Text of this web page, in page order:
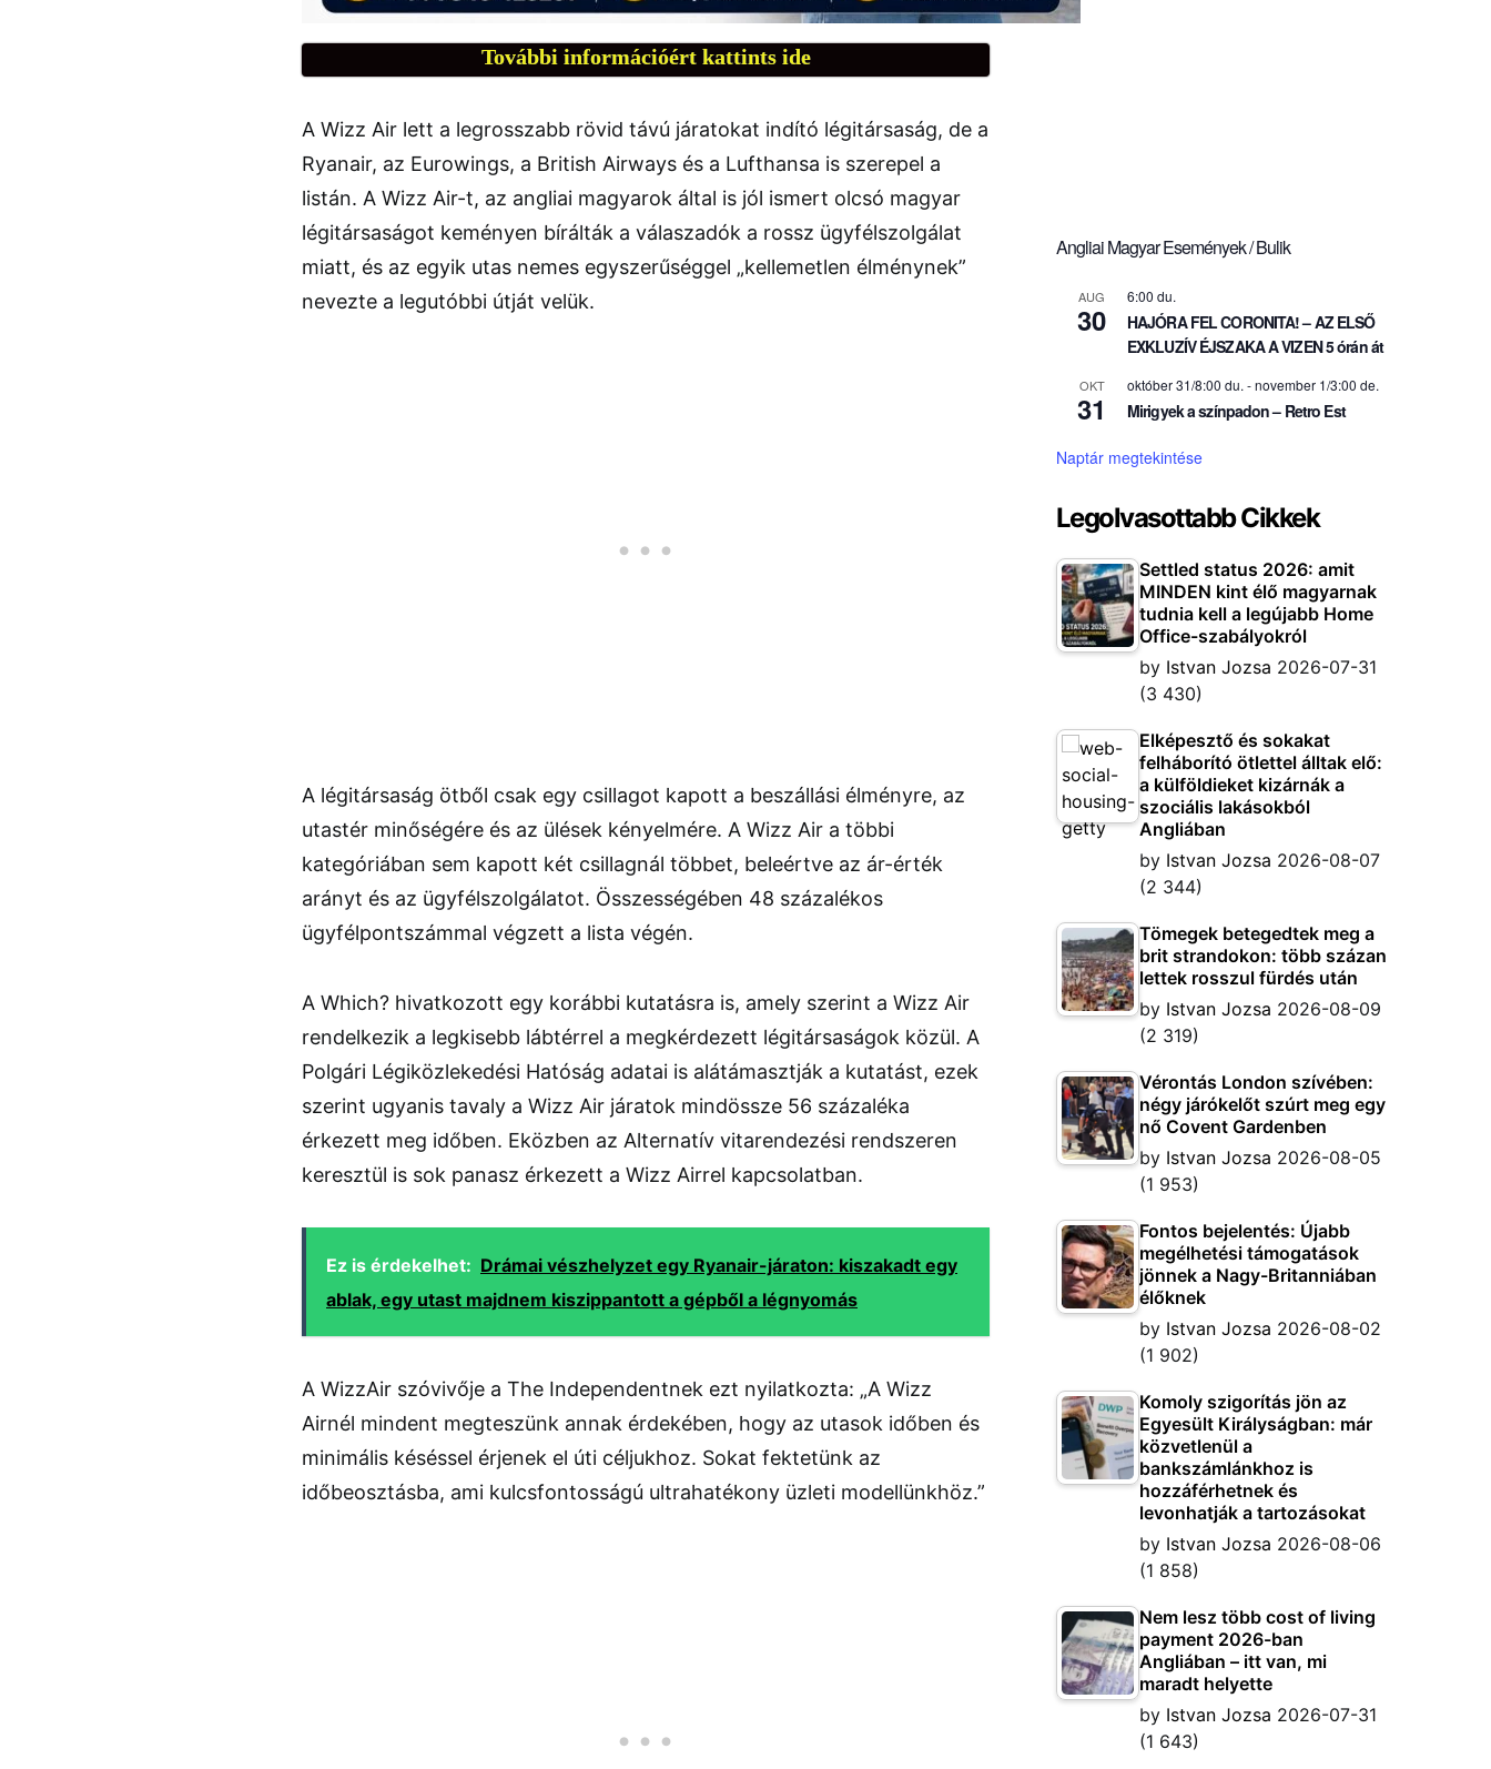
További információért kattints ide
A Wizz Air lett a legrosszabb rövid távú járatokat indító légitársaság, de a
Ryanair, az Eurowings, a British Airways és a Lufthansa is szerepel a
listán. A Wizz Air-t, az angliai magyarok által is jól ismert olcsó magyar
légitársaságot keményen bírálták a válaszadók a rossz ügyfélszolgálat
miatt, és az egyik utas nemes egyszerűséggel „kellemetlen élménynek”
nevezte a legutóbbi útját velük.
A légitársaság ötből csak egy csillagot kapott a beszállási élményre, az
utastér minőségére és az ülések kényelmére. A Wizz Air a többi
kategóriában sem kapott két csillagnál többet, beleértve az ár-érték
arányt és az ügyfélszolgálatot. Összességében 48 százalékos
ügyfélpontszámmal végzett a lista végén.
A Which? hivatkozott egy korábbi kutatásra is, amely szerint a Wizz Air
rendelkezik a legkisebb lábtérrel a megkérdezett légitársaságok közül. A
Polgári Légiközlekedési Hatóság adatai is alátámasztják a kutatást, ezek
szerint ugyanis tavaly a Wizz Air járatok mindössze 56 százaléka
érkezett meg időben. Eközben az Alternatív vitarendezési rendszeren
keresztül is sok panasz érkezett a Wizz Airrel kapcsolatban.
Ez is érdekelhet: Drámai vészhelyzet egy Ryanair-járaton: kiszakadt egy
ablak, egy utast majdnem kiszippantott a gépből a légnyomás
A WizzAir szóvivője a The Independentnek ezt nyilatkozta: „A Wizz
Airnél mindent megteszünk annak érdekében, hogy az utasok időben és
minimális késéssel érjenek el úti céljukhoz. Sokat fektetünk az
időbeosztásba, ami kulcsfontosságú ultrahatékony üzleti modellünkhöz.”
Angliai Magyar Események / Bulik
AUG
30
6:00 du.
HAJÓRA FEL CORONITA! – AZ ELSŐ
EXKLUZÍV ÉJSZAKA A VIZEN 5 órán át
OKT
31
október 31/8:00 du. -november 1/3:00 de.
Mirigyek a színpadon – Retro Est
Naptár megtekintése
Legolvasottabb Cikkek
Settled status 2026: amit
MINDEN kint élő magyarnak
tudnia kell a legújabb Home
Office-szabályokról
by Istvan Jozsa 2026-07-31
(3 430)
Elképesztő és sokakat
felháborító ötlettel álltak elő:
a külföldieket kizárnák a
szociális lakásokból
Angliában
by Istvan Jozsa 2026-08-07
(2 344)
Tömegek betegedtek meg a
brit strandokon: több százan
lettek rosszul fürdés után
by Istvan Jozsa 2026-08-09
(2 319)
Vérontás London szívében:
négy járókelőt szúrt meg egy
nő Covent Gardenben
by Istvan Jozsa 2026-08-05
(1 953)
Fontos bejelentés: Újabb
megélhetési támogatások
jönnek a Nagy-Britanniában
élőknek
by Istvan Jozsa 2026-08-02
(1 902)
Komoly szigorítás jön az
Egyesült Királyságban: már
közvetlenül a
bankszámlánkhoz is
hozzáférhetnek és
levonhatják a tartozásokat
by Istvan Jozsa 2026-08-06
(1 858)
Nem lesz több cost of living
payment 2026-ban
Angliában – itt van, mi
maradt helyette
by Istvan Jozsa 2026-07-31
(1 643)